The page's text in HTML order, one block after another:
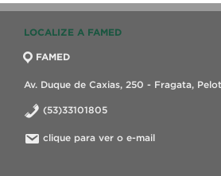
LOCALIZE A FAMED
FAMED
Av. Duque de Caxias, 250 - Fragata,
(53)33101805
clique para ver o e-mail